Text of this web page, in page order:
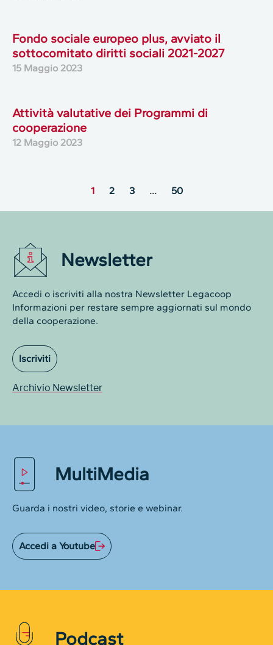
Fondo sociale europeo plus, avviato il
sottocomitato diritti sociali 2021-2027
15 Maggio 2023
Attività valutative dei Programmi di
cooperazione
12 Maggio 2023
1 2 3 … 50
Newsletter
Accedi o iscriviti alla nostra Newsletter Legacoop
Informazioni per restare sempre aggiornati sul mondo
della cooperazione.
Iscriviti
Archivio Newsletter
MultiMedia
Guarda i nostri video, storie e webinar.
Accedi a Youtube
Podcast